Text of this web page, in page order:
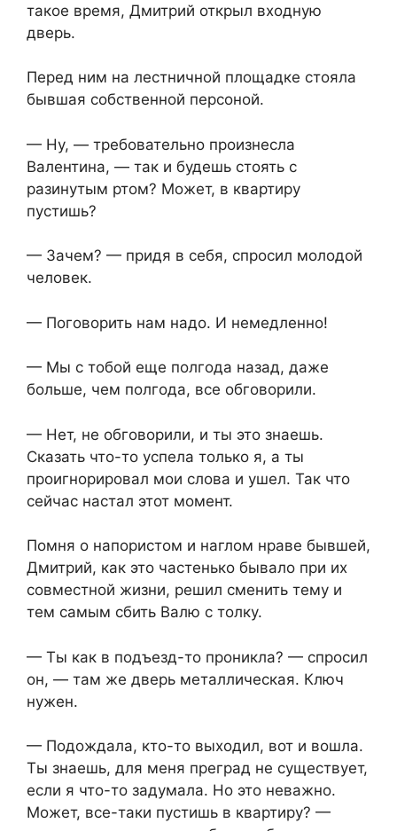
такое время, Дмитрий открыл входную
дверь.
Перед ним на лестничной площадке стояла
бывшая собственной персоной.
— Ну, — требовательно произнесла
Валентина, — так и будешь стоять с
разинутым ртом? Может, в квартиру
пустишь?
— Зачем? — придя в себя, спросил молодой
человек.
— Поговорить нам надо. И немедленно!
— Мы с тобой еще полгода назад, даже
больше, чем полгода, все обговорили.
— Нет, не обговорили, и ты это знаешь.
Сказать что-то успела только я, а ты
проигнорировал мои слова и ушел. Так что
сейчас настал этот момент.
Помня о напористом и наглом нраве бывшей,
Дмитрий, как это частенько бывало при их
совместной жизни, решил сменить тему и
тем самым сбить Валю с толку.
— Ты как в подъезд-то проникла? — спросил
он, — там же дверь металлическая. Ключ
нужен.
— Подождала, кто-то выходил, вот и вошла.
Ты знаешь, для меня преград не существует,
если я что-то задумала. Но это неважно.
Может, все-таки пустишь в квартиру? —